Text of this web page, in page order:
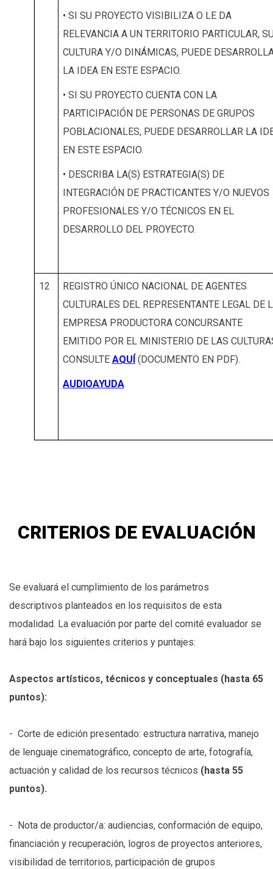
• SI SU PROYECTO VISIBILIZA O LE DA
RELEVANCIA A UN TERRITORIO PARTICULAR,
CULTURA Y/O DINÁMICAS, PUEDE
LA IDEA EN ESTE ESPACIO.
• SI SU PROYECTO CUENTA CON LA
PARTICIPACIÓN DE PERSONAS DE GRUPOS
POBLACIONALES, PUEDE DESARROLLAR LA
EN ESTE ESPACIO.
• DESCRIBA LA(S) ESTRATEGIA(S) DE
INTEGRACIÓN DE PRACTICANTES Y/O NUEVOS
PROFESIONALES Y/O TÉCNICOS EN EL
DESARROLLO DEL PROYECTO.
12
REGISTRO ÚNICO NACIONAL DE AGENTES
CULTURALES DEL REPRESENTANTE LEGAL DE
EMPRESA PRODUCTORA CONCURSANTE
EMITIDO POR EL MINISTERIO DE LAS
CONSULTE AQUÍ (DOCUMENTO EN PDF).
AUDIOAYUDA
CRITERIOS DE EVALUACIÓN
Se evaluará el cumplimiento de los parámetros
descriptivos planteados en los requisitos de esta
modalidad. La evaluación por parte del comité evaluador se
hará bajo los siguientes criterios y puntajes:
Aspectos artísticos, técnicos y conceptuales (hasta 65
puntos):
- Corte de edición presentado: estructura narrativa, manejo
de lenguaje cinematográfico, concepto de arte, fotografía,
actuación y calidad de los recursos técnicos (hasta 55
puntos).
- Nota de productor/a: audiencias, conformación de equipo,
financiación y recuperación, logros de proyectos anteriores,
visibilidad de territorios, participación de grupos